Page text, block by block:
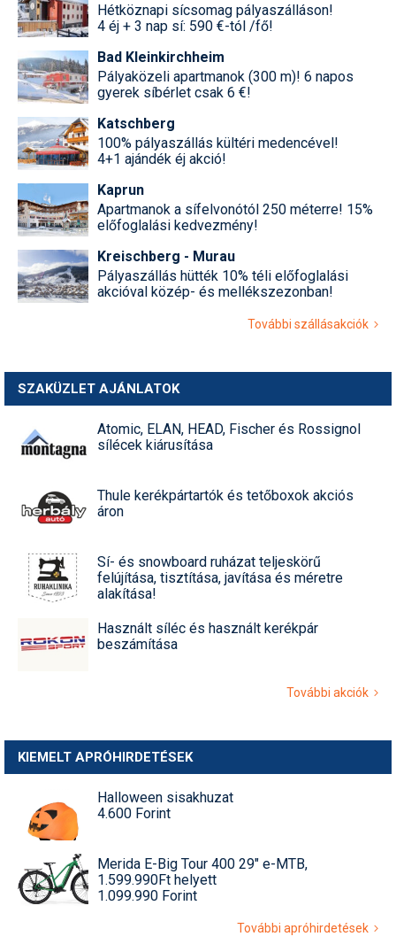
Hétköznapi sícsomag pályaszálláson!
4 éj + 3 nap sí: 590 €-tól /fő!
Bad Kleinkirchheim
Pályaközeli apartmanok (300 m)! 6 napos
gyerek síbérlet csak 6 €!
Katschberg
100% pályaszállás kültéri medencével!
4+1 ajándék éj akció!
Kaprun
Apartmanok a sífelvonótól 250 méterre! 15%
előfoglalási kedvezmény!
Kreischberg - Murau
Pályaszállás hütték 10% téli előfoglalási
akcióval közép- és mellékszezonban!
További szállásakciók
SZAKÜZLET AJÁNLATOK
Atomic, ELAN, HEAD, Fischer és Rossignol
sílécek kiárusítása
Thule kerékpártartók és tetőboxok akciós
áron
Sí- és snowboard ruházat teljeskörű
felújítása, tisztítása, javítása és méretre
alakítása!
Használt síléc és használt kerékpár
beszámítása
További akciók
KIEMELT APRÓHIRDETÉSEK
Halloween sisakhuzat
4.600 Forint
Merida E-Big Tour 400 29" e-MTB,
1.599.990Ft helyett
1.099.990 Forint
További apróhirdetések